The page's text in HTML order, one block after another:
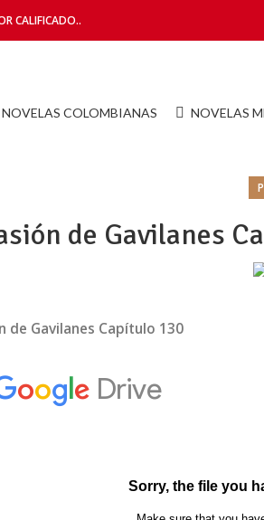
CALIFICADO..
NOVELAS COLOMBIANAS NOVELAS
de Gavilanes
de Gavilanes Capítulo 130